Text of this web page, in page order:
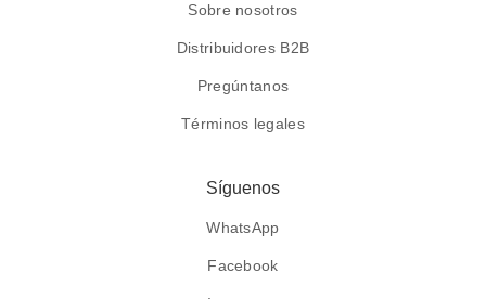
Sobre nosotros
Distribuidores B2B
Pregúntanos
Términos legales
Síguenos
WhatsApp
Facebook